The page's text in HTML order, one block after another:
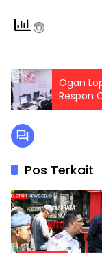
Ogan
Respon
Pos Terkait